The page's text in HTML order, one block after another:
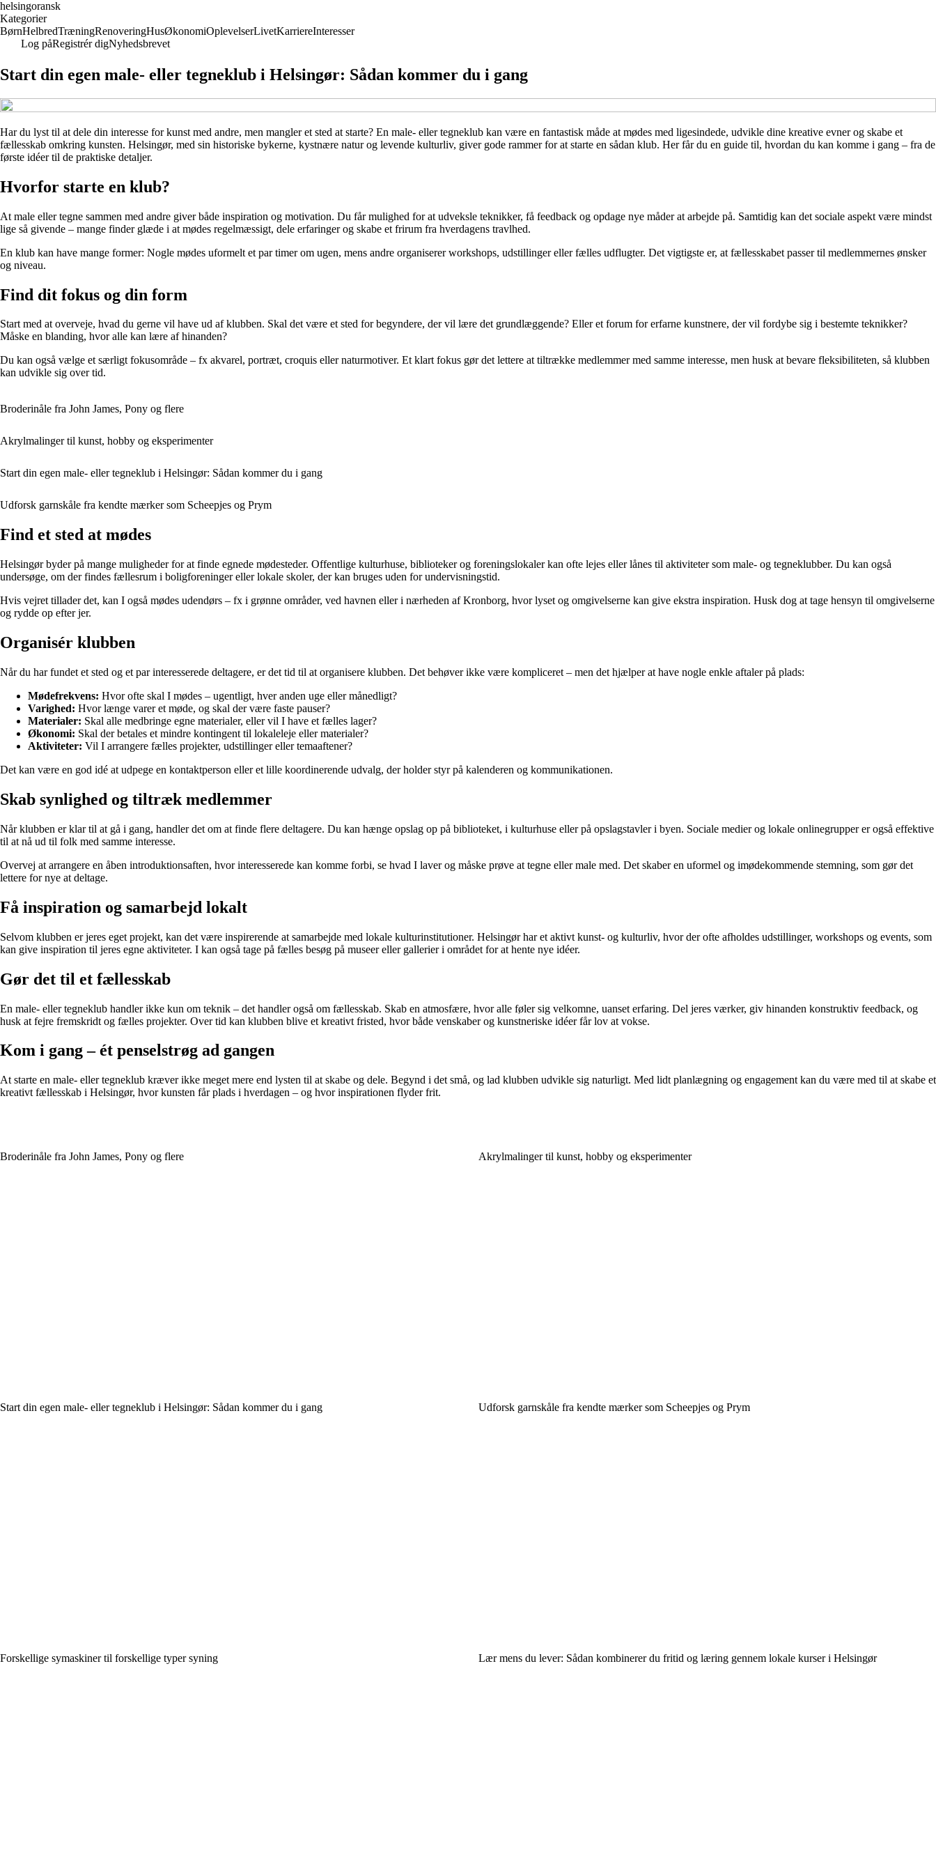
helsingoransk
Kategorier
BørnHelbredTræningRenoveringHusØkonomiOplevelserLivetKarriereInteresser
Log påRegistrér digNyhedsbrevet
Start din egen male- eller tegneklub i Helsingør: Sådan kommer du i gang
Har du lyst til at dele din interesse for kunst med andre, men mangler et sted at starte? En male- eller tegneklub kan være en fantastisk måde at mødes med ligesindede, udvikle dine kreative evner og skabe et
fællesskab omkring kunsten. Helsingør, med sin historiske bykerne, kystnære natur og levende kulturliv, giver gode rammer for at starte en sådan klub. Her får du en guide til, hvordan du kan komme i gang – fra de
første idéer til de praktiske detaljer.
Hvorfor starte en klub?
At male eller tegne sammen med andre giver både inspiration og motivation. Du får mulighed for at udveksle teknikker, få feedback og opdage nye måder at arbejde på. Samtidig kan det sociale aspekt være mindst
lige så givende – mange finder glæde i at mødes regelmæssigt, dele erfaringer og skabe et frirum fra hverdagens travlhed.
En klub kan have mange former: Nogle mødes uformelt et par timer om ugen, mens andre organiserer workshops, udstillinger eller fælles udflugter. Det vigtigste er, at fællesskabet passer til medlemmernes ønsker
og niveau.
Find dit fokus og din form
Start med at overveje, hvad du gerne vil have ud af klubben. Skal det være et sted for begyndere, der vil lære det grundlæggende? Eller et forum for erfarne kunstnere, der vil fordybe sig i bestemte teknikker?
Måske en blanding, hvor alle kan lære af hinanden?
Du kan også vælge et særligt fokusområde – fx akvarel, portræt, croquis eller naturmotiver. Et klart fokus gør det lettere at tiltrække medlemmer med samme interesse, men husk at bevare fleksibiliteten, så klubben
kan udvikle sig over tid.
Broderinåle fra John James, Pony og flere
Akrylmalinger til kunst, hobby og eksperimenter
Start din egen male- eller tegneklub i Helsingør: Sådan kommer du i gang
Udforsk garnskåle fra kendte mærker som Scheepjes og Prym
Find et sted at mødes
Helsingør byder på mange muligheder for at finde egnede mødesteder. Offentlige kulturhuse, biblioteker og foreningslokaler kan ofte lejes eller lånes til aktiviteter som male- og tegneklubber. Du kan også
undersøge, om der findes fællesrum i boligforeninger eller lokale skoler, der kan bruges uden for undervisningstid.
Hvis vejret tillader det, kan I også mødes udendørs – fx i grønne områder, ved havnen eller i nærheden af Kronborg, hvor lyset og omgivelserne kan give ekstra inspiration. Husk dog at tage hensyn til omgivelserne
og rydde op efter jer.
Organisér klubben
Når du har fundet et sted og et par interesserede deltagere, er det tid til at organisere klubben. Det behøver ikke være kompliceret – men det hjælper at have nogle enkle aftaler på plads:
Mødefrekvens: Hvor ofte skal I mødes – ugentligt, hver anden uge eller månedligt?
Varighed: Hvor længe varer et møde, og skal der være faste pauser?
Materialer: Skal alle medbringe egne materialer, eller vil I have et fælles lager?
Økonomi: Skal der betales et mindre kontingent til lokaleleje eller materialer?
Aktiviteter: Vil I arrangere fælles projekter, udstillinger eller temaaftener?
Det kan være en god idé at udpege en kontaktperson eller et lille koordinerende udvalg, der holder styr på kalenderen og kommunikationen.
Skab synlighed og tiltræk medlemmer
Når klubben er klar til at gå i gang, handler det om at finde flere deltagere. Du kan hænge opslag op på biblioteket, i kulturhuse eller på opslagstavler i byen. Sociale medier og lokale onlinegrupper er også effektive
til at nå ud til folk med samme interesse.
Overvej at arrangere en åben introduktionsaften, hvor interesserede kan komme forbi, se hvad I laver og måske prøve at tegne eller male med. Det skaber en uformel og imødekommende stemning, som gør det
lettere for nye at deltage.
Få inspiration og samarbejd lokalt
Selvom klubben er jeres eget projekt, kan det være inspirerende at samarbejde med lokale kulturinstitutioner. Helsingør har et aktivt kunst- og kulturliv, hvor der ofte afholdes udstillinger, workshops og events, som
kan give inspiration til jeres egne aktiviteter. I kan også tage på fælles besøg på museer eller gallerier i området for at hente nye idéer.
Gør det til et fællesskab
En male- eller tegneklub handler ikke kun om teknik – det handler også om fællesskab. Skab en atmosfære, hvor alle føler sig velkomne, uanset erfaring. Del jeres værker, giv hinanden konstruktiv feedback, og
husk at fejre fremskridt og fælles projekter. Over tid kan klubben blive et kreativt fristed, hvor både venskaber og kunstneriske idéer får lov at vokse.
Kom i gang – ét penselstrøg ad gangen
At starte en male- eller tegneklub kræver ikke meget mere end lysten til at skabe og dele. Begynd i det små, og lad klubben udvikle sig naturligt. Med lidt planlægning og engagement kan du være med til at skabe et
kreativt fællesskab i Helsingør, hvor kunsten får plads i hverdagen – og hvor inspirationen flyder frit.
Broderinåle fra John James, Pony og flere Akrylmalinger til kunst, hobby og eksperimenter
Start din egen male- eller tegneklub i Helsingør: Sådan kommer du i gang Udforsk garnskåle fra kendte mærker som Scheepjes og Prym
Forskellige symaskiner til forskellige typer syning Lær mens du lever: Sådan kombinerer du fritid og læring gennem lokale kurser i Helsingør